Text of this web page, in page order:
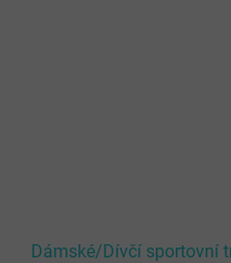
Dámské/Dívčí sportovní